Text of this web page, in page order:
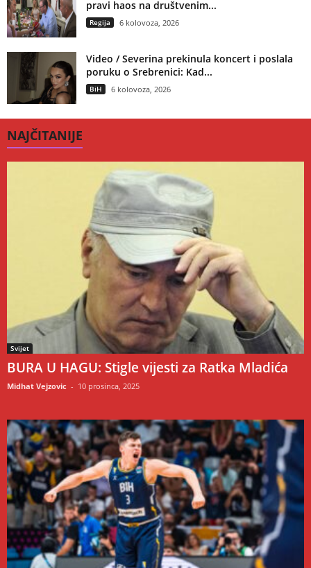
pravi haos na društvenim...
Regija 6 kolovoza, 2026
Video / Severina prekinula koncert i poslala
poruku o Srebrenici: Kad...
BiH 6 kolovoza, 2026
NAJČITANIJE
Svijet
BURA U HAGU: Stigle vijesti za Ratka Mladića
Midhat Vejzovic - 10 prosinca, 2025